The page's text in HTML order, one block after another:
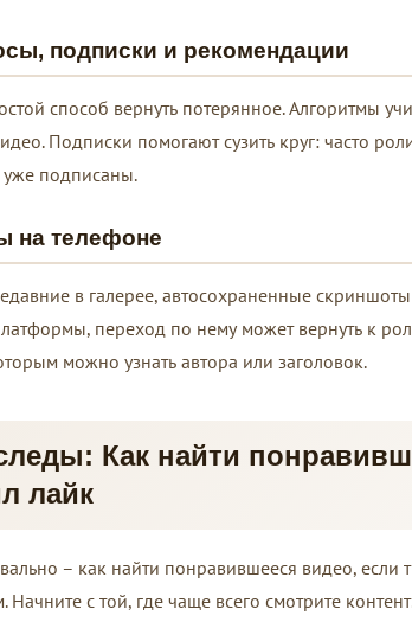
подписки и рекомендации
способ вернуть потерянное. Алгоритмы
Подписки помогают сузить круг: часто
подписаны.
на телефоне
в галерее, автосохраненные скриншоты
переход по нему может вернуть к
можно узнать автора или заголовок.
Как найти
лайк
– как найти понравившееся видео, если
с той, где чаще всего смотрите